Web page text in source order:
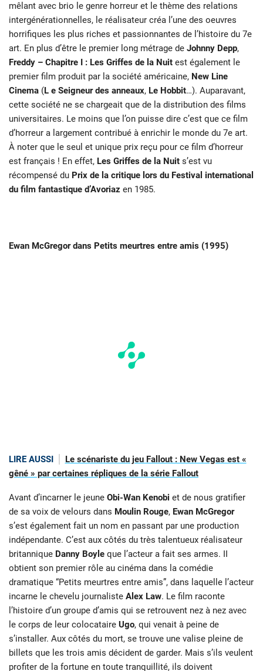
mêlant avec brio le genre horreur et le thème des relations
intergénérationnelles, le réalisateur créa l’une des oeuvres
horrifiques les plus riches et passionnantes de l’histoire du 7e
art. En plus d’être le premier long métrage de Johnny Depp,
Freddy – Chapitre I : Les Griffes de la Nuit est également le
premier film produit par la société américaine, New Line
Cinema (L e Seigneur des anneaux, Le Hobbit…). Auparavant,
cette société ne se chargeait que de la distribution des films
universitaires. Le moins que l’on puisse dire c’est que ce film
d’horreur a largement contribué à enrichir le monde du 7e art.
À noter que le seul et unique prix reçu pour ce film d’horreur
est français ! En effet, Les Griffes de la Nuit s’est vu
récompensé du Prix de la critique lors du Festival international
du film fantastique d’Avoriaz en 1985.
Ewan McGregor dans Petits meurtres entre amis (1995)
LIRE AUSSI
Le scénariste du jeu Fallout : New Vegas est «
gêné » par certaines répliques de la série Fallout
Avant d’incarner le jeune Obi-Wan Kenobi et de nous gratifier
de sa voix de velours dans Moulin Rouge, Ewan McGregor
s’est également fait un nom en passant par une production
indépendante. C’est aux côtés du très talentueux réalisateur
britannique Danny Boyle que l’acteur a fait ses armes. II
obtient son premier rôle au cinéma dans la comédie
dramatique “Petits meurtres entre amis”, dans laquelle l’acteur
incarne le chevelu journaliste Alex Law. Le film raconte
l’histoire d’un groupe d’amis qui se retrouvent nez à nez avec
le corps de leur colocataire Ugo, qui venait à peine de
s’installer. Aux côtés du mort, se trouve une valise pleine de
billets que les trois amis décident de garder. Mais s’ils veulent
profiter de la fortune en toute tranquillité, ils doivent